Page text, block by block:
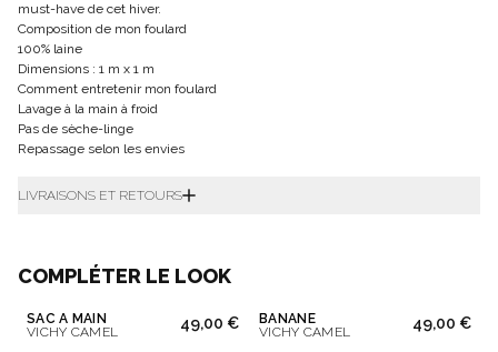
must-have de cet hiver.
Composition de mon foulard
100% laine
Dimensions : 1 m x 1 m
Comment entretenir mon foulard
Lavage à la main à froid
Pas de sèche-linge
Repassage selon les envies
LIVRAISONS ET RETOURS
COMPLÉTER LE LOOK
SAC À MAIN
VICHY CAMEL
49,00 €
BANANE
VICHY CAMEL
49,00 €